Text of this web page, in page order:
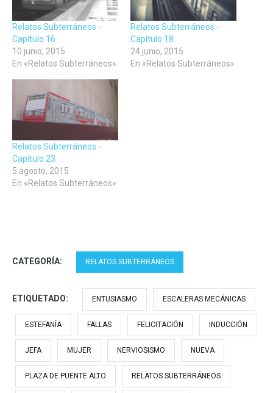
Relatos Subterráneos -
Capítulo 16
10 junio, 2015
En «Relatos Subterráneos»
Relatos Subterráneos -
Capítulo 18
24 junio, 2015
En «Relatos Subterráneos»
Relatos Subterráneos -
Capítulo 23
5 agosto, 2015
En «Relatos Subterráneos»
CATEGORÍA: RELATOS SUBTERRÁNEOS
ETIQUETADO: ENTUSIASMO ESCALERAS MECÁNICAS
ESTEFANÍA FALLAS FELICITACIÓN INDUCCIÓN
JEFA MUJER NERVIOSISMO NUEVA
PLAZA DE PUENTE ALTO RELATOS SUBTERRÁNEOS